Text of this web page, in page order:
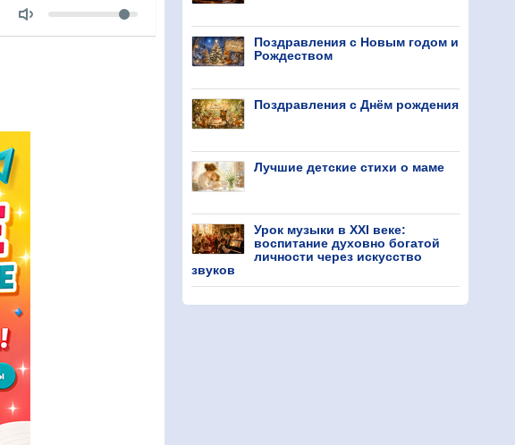
Поздравления с Новым годом и
Рождеством
Поздравления с Днём рождения
Лучшие детские стихи о маме
Урок музыки в XXI веке:
воспитание духовно богатой
личности через искусство
звуков